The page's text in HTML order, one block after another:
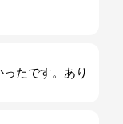
たです。あり